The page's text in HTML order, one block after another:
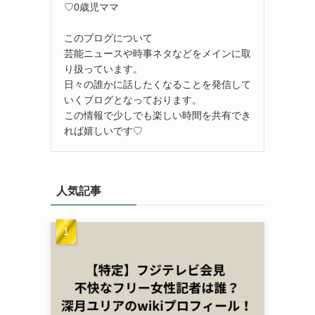
♡0歳児ママ
このブログについて
芸能ニュースや時事ネタなどをメインに取
り扱っています。
日々の誰かに話したくなることを発信して
いくブログとなっております。
この情報で少しでも楽しい時間を共有でき
れば嬉しいです♡
人気記事